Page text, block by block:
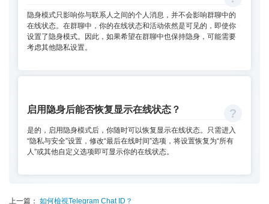
隐身模式只影响你与联系人之间的个人消息，并不会影响群聊中的
在线状态。在群聊中，你的在线状态和活动依然是可见的，即使你
设置了隐身模式。因此，如果希望在群聊中也保持隐身，可能需要
考虑其他隐私设置。
启用隐身后能否恢复显示在线状态？
是的，启用隐身模式后，你随时可以恢复显示在线状态。只需进入
“隐私与安全”设置，修改“最后在线时间”选项，将设置恢复为“所有
人”或其他自定义选项即可显示你的在线状态。
上一篇： 如何檢視Telegram Chat ID？